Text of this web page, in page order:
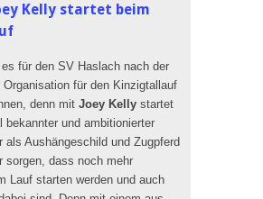
Zell
Kelly startet beim
für den SV Haslach nach der
Organisation für den Kinzigtallauf
denn mitJoey Kelly startet
bekannter und ambitionierter
als Aushängeschild und Zugpferd
sorgen, dass noch mehr
Lauf starten werden und auch